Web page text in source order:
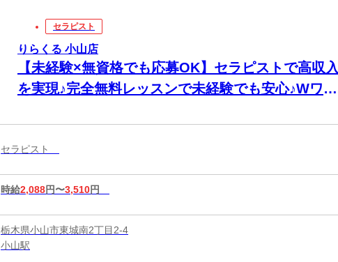
セラピスト
りらくる 小山店
【未経験×無資格でも応募OK】セラピストで高収入
を実現♪完全無料レッスンで未経験でも安心♪Wワー
セラピスト
時給2,088円〜3,510円
栃木県小山市東城南2丁目2-4
小山駅